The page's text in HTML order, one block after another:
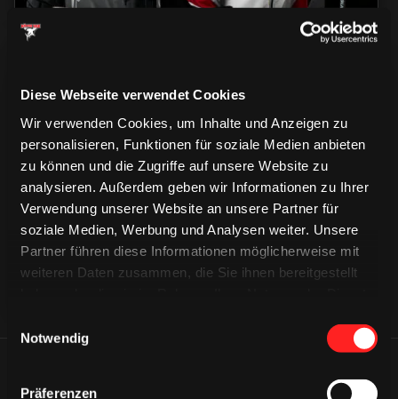
Diese Webseite verwendet Cookies
Wir verwenden Cookies, um Inhalte und Anzeigen zu
personalisieren, Funktionen für soziale Medien anbieten
zu können und die Zugriffe auf unsere Website zu
analysieren. Außerdem geben wir Informationen zu Ihrer
Verwendung unserer Website an unsere Partner für
soziale Medien, Werbung und Analysen weiter. Unsere
Partner führen diese Informationen möglicherweise mit
weiteren Daten zusammen, die Sie ihnen bereitgestellt
Notwendig
Präferenzen
CAPS & CO
CAPS & CO
CAPS & CO